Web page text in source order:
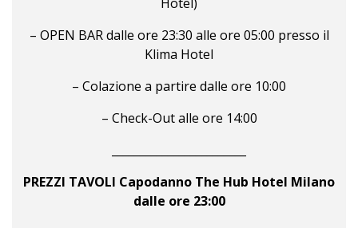
– OPEN BAR dalle ore 23:30 alle ore 05:00 presso il
Klima Hotel
– Colazione a partire dalle ore 10:00
– Check-Out alle ore 14:00
PREZZI TAVOLI Capodanno The Hub Hotel Milano
dalle ore 23:00